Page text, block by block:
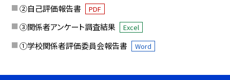
②自己評価報告書 PDF
③関係者アンケート調査結果 Excel
①学校関係者評価委員会報告書 Word